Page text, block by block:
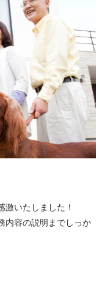
いたしました！
内容の説明までしっか